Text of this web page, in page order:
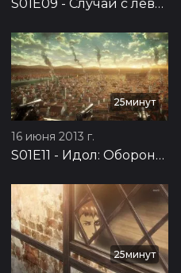
S01E09 - Случай с левой рукой: Оборона Троста, часть 5
25минут
16 июня 2013 г.
S01E11 - Идол: Оборона Троста, часть 7
25минут